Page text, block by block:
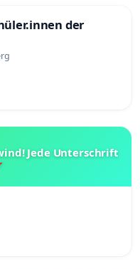
der
Jede Unterschrift